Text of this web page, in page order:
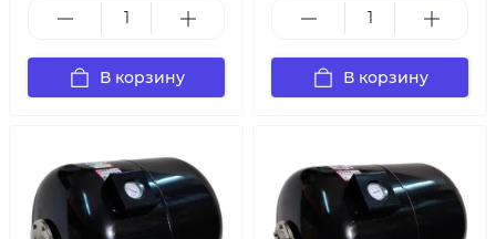
В корзину В корзину